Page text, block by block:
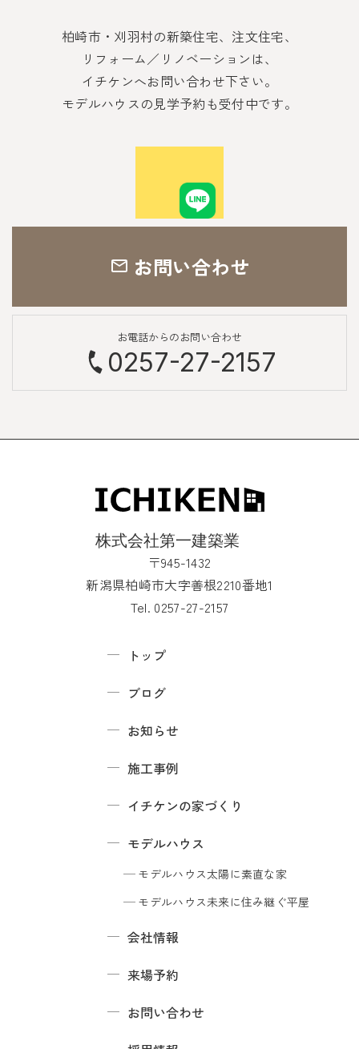
柏崎市・刈羽村の新築住宅、注文住宅、
リフォーム／リノベーションは、
イチケンへお問い合わせ下さい。
モデルハウスの見学予約も受付中です。
お問い合わせ
お電話からのお問い合わせ
0257-27-2157
〒945-1432
新潟県柏崎市大字善根2210番地1
Tel. 0257-27-2157
トップ
ブログ
お知らせ
施工事例
イチケンの家づくり
モデルハウス
モデルハウス太陽に素直な家
モデルハウス未来に住み継ぐ平屋
会社情報
来場予約
お問い合わせ